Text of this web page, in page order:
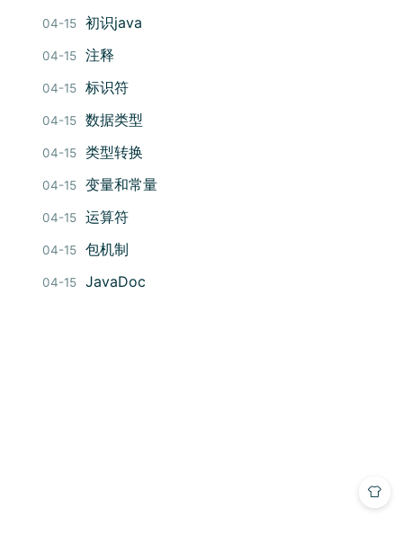
04-15 初识java
04-15 注释
04-15 标识符
04-15 数据类型
04-15 类型转换
04-15 变量和常量
04-15 运算符
04-15 包机制
04-15 JavaDoc